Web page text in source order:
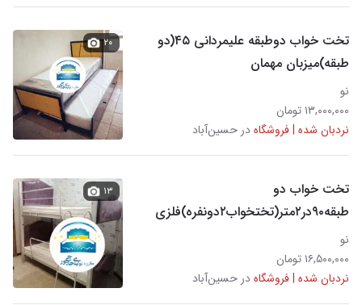
تخت خواب دوطبقه علیمردانی ۴۵(دو
طبقه)میزبان مهمان
نو
۱۳,۰۰۰,۰۰۰ تومان
نردبان شده | فروشگاهدر حسین‌آباد
۲۰
تخت خواب دو
طبقه۹۰در۲متر(تختخواب۲دونفره)فلزی
اذرگل
نو
۱۶,۵۰۰,۰۰۰ تومان
نردبان شده | فروشگاهدر حسین‌آباد
۱۳